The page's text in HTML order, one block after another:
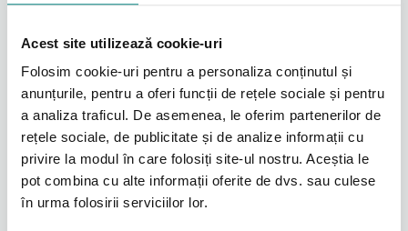
Acest site utilizează cookie-uri
Folosim cookie-uri pentru a personaliza conținutul și
anunțurile, pentru a oferi funcții de rețele sociale și pentru
a analiza traficul. De asemenea, le oferim partenerilor de
rețele sociale, de publicitate și de analize informații cu
privire la modul în care folosiți site-ul nostru. Aceștia le
pot combina cu alte informații oferite de dvs. sau culese
în urma folosirii serviciilor lor.
Husă și suport protecție
187lei
Adaugă în coș